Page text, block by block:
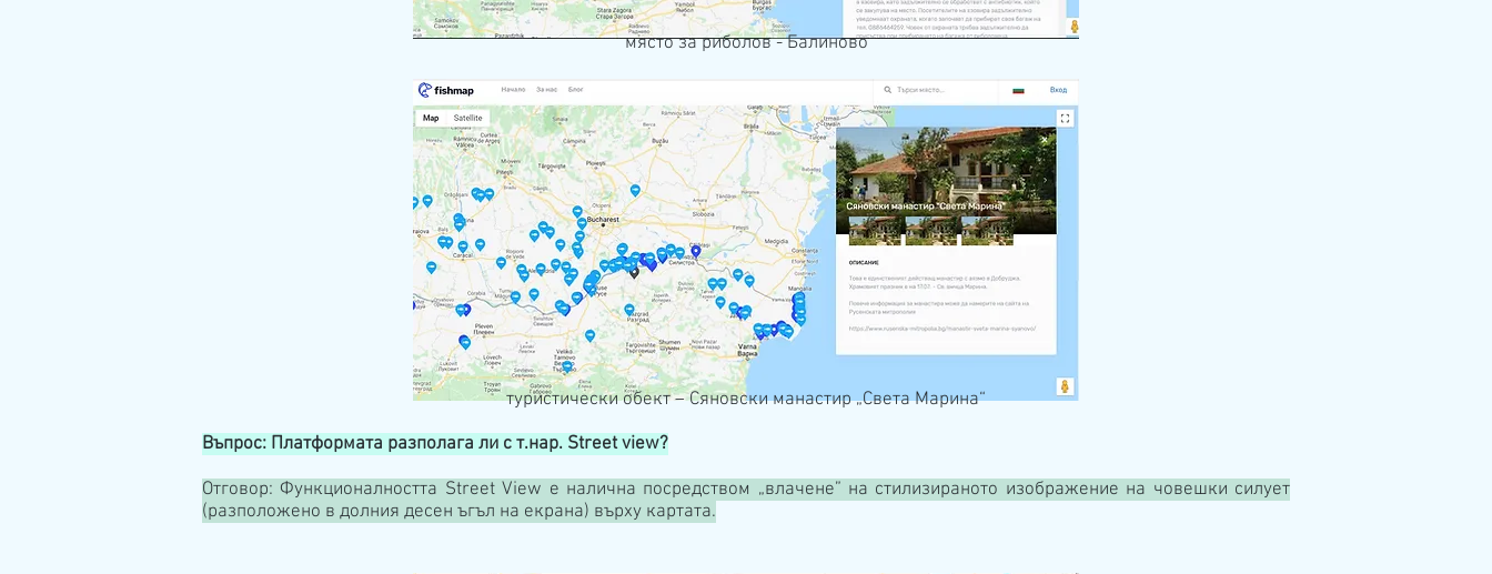
място за риболов - Балиново
туристически обект – Сяновски манастир „Света Марина“
Въпрос: Платформата разполага ли с т.нар. Street view?
Отговор: Функционалността Street View е налична посредством „влачене” на стилизираното изображение на човешки силует
(разположено в долния десен ъгъл на екрана) върху картата.